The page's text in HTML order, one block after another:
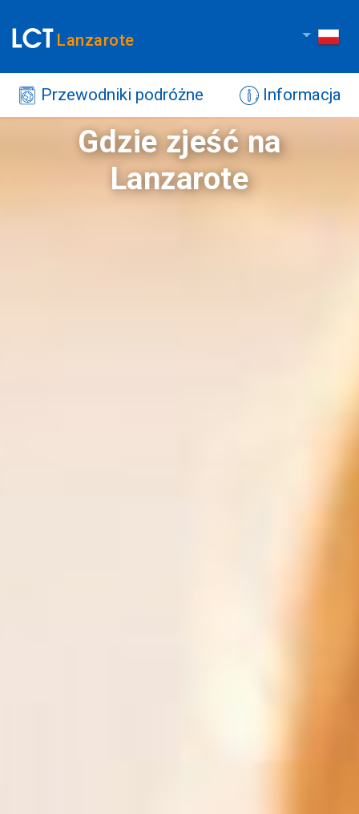
Lanzarote
Przewodniki podróżne Informacja
Gdzie zjeść na
Lanzarote